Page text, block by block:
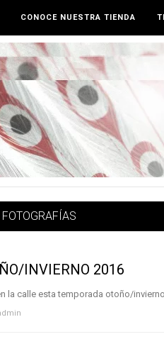
CONOCE NUESTRA TIENDA
FOTOGRAFÍAS
INVIERNO 2016
la calle esta temporada otoño/